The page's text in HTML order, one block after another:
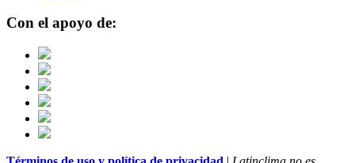
Con el apoyo de: